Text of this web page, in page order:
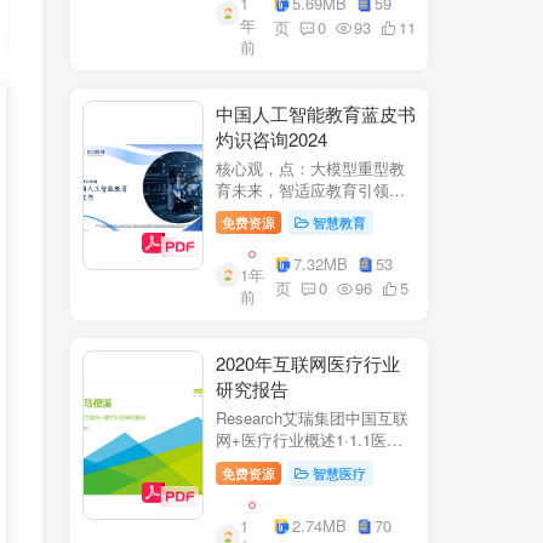
参编綦兵、谷金辉、温庆
福、王丹、岳...
年
前
页
0 93 11
中国人工智能教育蓝皮书
灼识咨询2024
核心观，点：大模型重型教
育未来，智适应教育引领
A+教有新纪元灼识咨询
China inshts Consultancy帆
观：深剂：洞来：失减：全
球故有革新浪湘2学习机妆占
硬件查头智道，应学习机市
免费资源 智慧教育
1年
前
7.32MB
53
页
0 96 5
2020年互联网医疗行业
研究报告
Research艾瑞集团中国互联
网+医疗行业概述1·1.1医疗
行业困境中国互联网+医疗行
业现状2中国互联网+医疗用
户行为洞察3中国互联网+医
疗热门赛道分析4中国互联网
免费资源 智慧医疗
1
2.74MB
70